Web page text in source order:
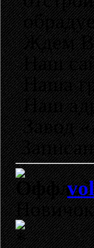
Ждем
Наш
Наша
Наш
Завод
Записан
Новичок